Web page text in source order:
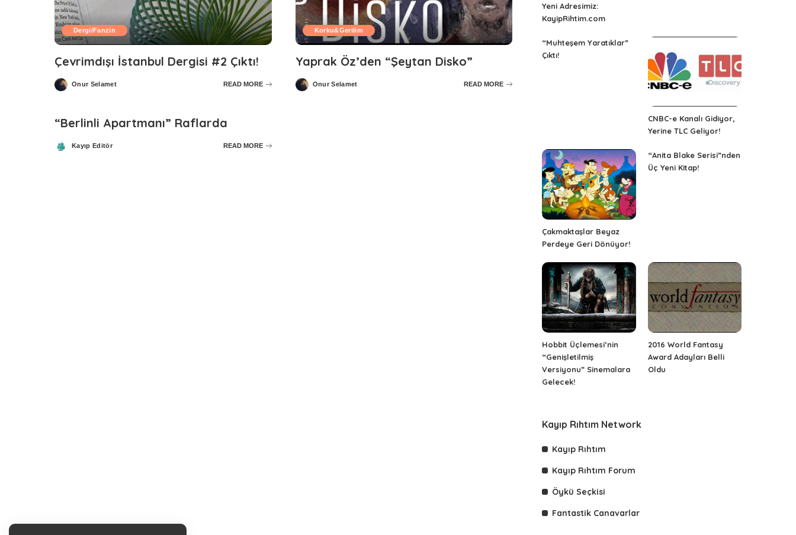
Dergi/Fanzin
Çevrimdışı İstanbul Dergisi #2 Çıktı!
Posted
by
Onur Selamet READ MORE
Korku&Gerilim
Yaprak Öz’den “Şeytan Disko”
Posted
by
Onur Selamet READ MORE
“Berlinli Apartmanı” Raflarda
PostedKayıp Editör READ MORE
Yeni Adresimiz:
KayipRihtim.com
“Muhteşem Yaratıklar”
Çıktı!
CNBC-e Kanalı Gidiyor,
Yerine TLC Geliyor!
Çakmaktaşlar Beyaz
Perdeye Geri Dönüyor!
“Anita Blake Serisi”nden
Üç Yeni Kitap!
Hobbit Üçlemesi’nin
“Genişletilmiş
Versiyonu” Sinemalara
Gelecek!
2016 World Fantasy
Award Adayları Belli
Oldu
Kayıp Rıhtım Network
Kayıp Rıhtım
Kayıp Rıhtım Forum
Öykü Seçkisi
Fantastik Canavarlar